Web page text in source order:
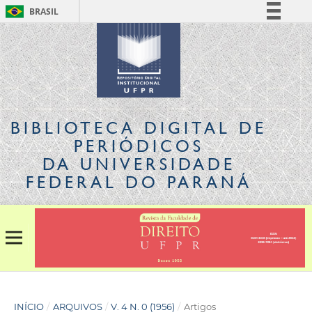
BRASIL
Simplifique!
Comunica BR
Participe
Acesso à informação
Legislação
Canais
BIBLIOTECA DIGITALDE
PERIÓDICOS
DA UNIVERSIDADE
FEDERAL DO PARANÁ
INÍCIO / ARQUIVOS / V. 4 N. 0 (1956) / Artigos